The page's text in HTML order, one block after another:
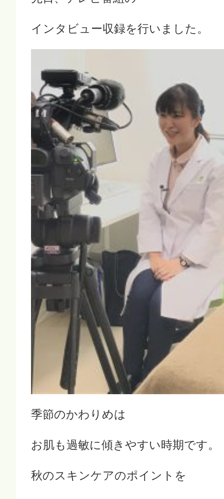
インタビュー収録を行いました。
季節のかわりめは
お肌も過敏に傾きやすい時期です。
秋のスキンケアのポイントを